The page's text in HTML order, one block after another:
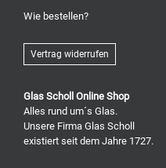
Wie bestellen?
Vertrag widerrufen
Glas Scholl Online Shop
Alles rund um´s Glas.
Unsere Firma Glas Scholl
existiert seit dem Jahre 1727.